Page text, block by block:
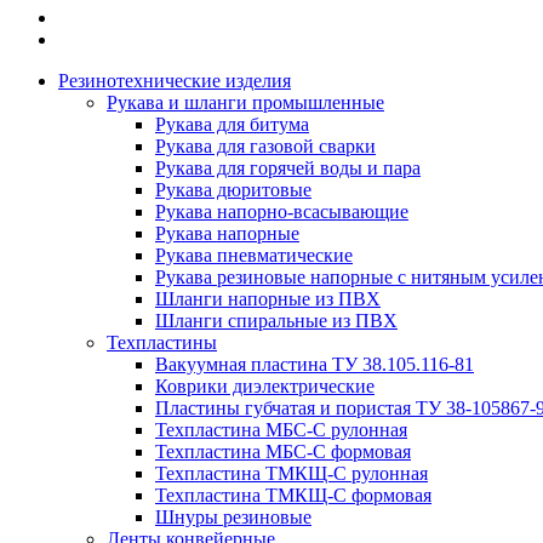
Резинотехнические изделия
Рукава и шланги промышленные
Рукава для битума
Рукава для газовой сварки
Рукава для горячей воды и пара
Рукава дюритовые
Рукава напорно-всасывающие
Рукава напорные
Рукава пневматические
Рукава резиновые напорные с нитяным
Шланги напорные из ПВХ
Шланги спиральные из ПВХ
Техпластины
Вакуумная пластина ТУ 38.105.116-81
Коврики диэлектрические
Пластины губчатая и пористая ТУ 38-105867-
Техпластина МБС-С рулонная
Техпластина МБС-С формовая
Техпластина ТМКЩ-С рулонная
Техпластина ТМКЩ-С формовая
Шнуры резиновые
Ленты конвейерные